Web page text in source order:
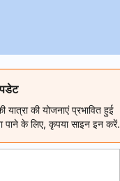
की योजनाएं प्रभावित हुई
पाने के लिए, कृपया साइन इन करें.